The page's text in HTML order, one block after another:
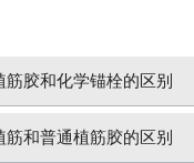
筋胶和化学锚栓的区别
筋和普通植筋胶的区别